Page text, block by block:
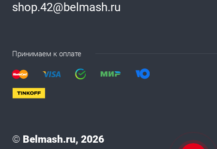
shop.42@belmash.ru
Принимаем к оплате
© Belmash.ru, 2026